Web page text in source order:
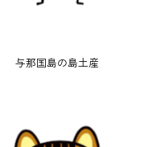
与那国島の島土産